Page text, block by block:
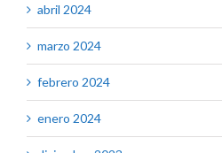
abril 2024
marzo 2024
febrero 2024
enero 2024